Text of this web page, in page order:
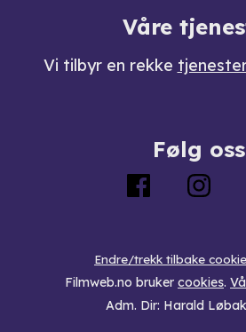
Våre
Vi tilbyr en rekke
Følg oss
Endre/trekk tilbake
Filmweb.no bruker cookies.
Adm. Dir: Harald